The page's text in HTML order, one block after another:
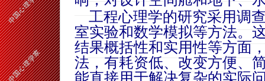
工程心理学的研究采用调
室实验和数学模拟等方法。
结果概括性和实用性等方面
法，有耗资低、改变方便、
能直接用于解决复杂的实际